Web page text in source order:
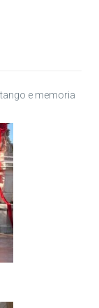
e memoria